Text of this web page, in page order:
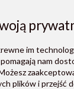
newslettera,
prywatności.
im
nam
plików i przejść